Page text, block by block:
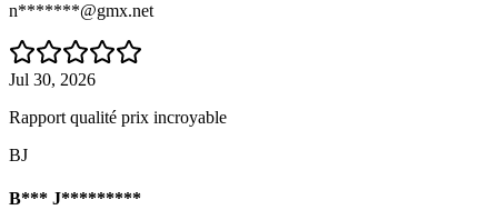
n*******@gmx.net
Jul 30, 2026
Rapport qualité prix incroyable
BJ
B*** J*********